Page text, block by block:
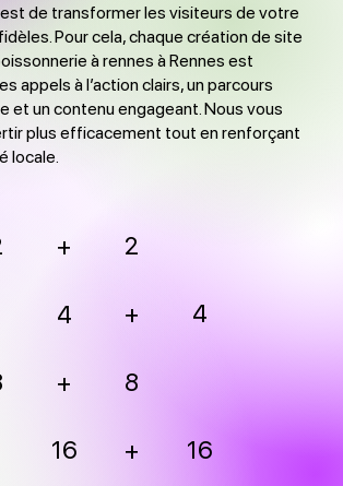
de transformer les visiteurs de votre
Pour cela, chaque création de site
à rennes à Rennes est
appels à l’action clairs, un parcours
et un contenu engageant. Nous vous
plus efficacement tout en renforçant
locale.
+ 2
4 + 4
+ 8
16 + 16